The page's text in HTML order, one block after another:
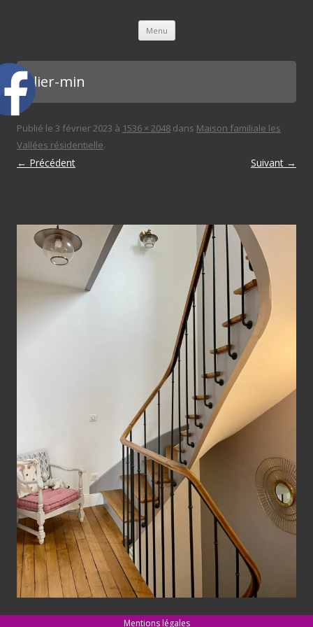
Menu Aller au contenu principal
palier-min
Publié le 3 février 2023 à 1536 × 2048 dans Maison familiale les
Vallées résidentielle.
← Précédent Suivant →
Mentions légales